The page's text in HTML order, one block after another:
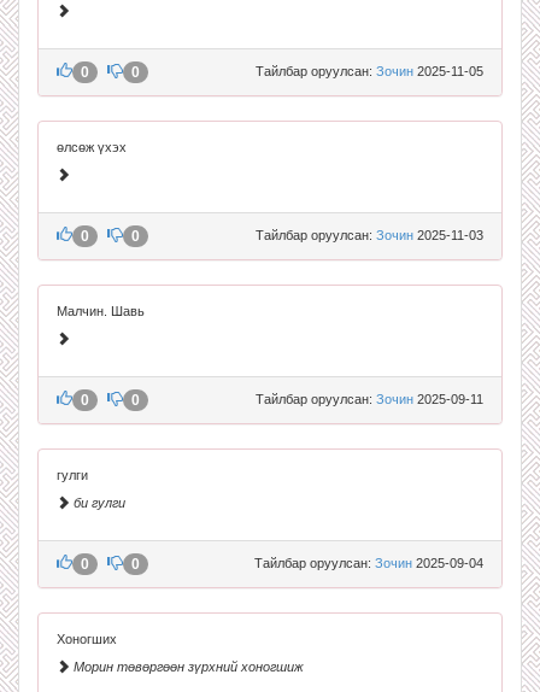
Тайлбар оруулсан: Зочин 2025-11-05
0 0
өлсөж үхэх
Тайлбар оруулсан: Зочин 2025-11-03
0 0
Малчин. Шавь
Тайлбар оруулсан: Зочин 2025-09-11
0 0
гулги
би гулги
Тайлбар оруулсан: Зочин 2025-09-04
0 0
Хоногших
Морин төвөргөөн зүрхний хоногшиж